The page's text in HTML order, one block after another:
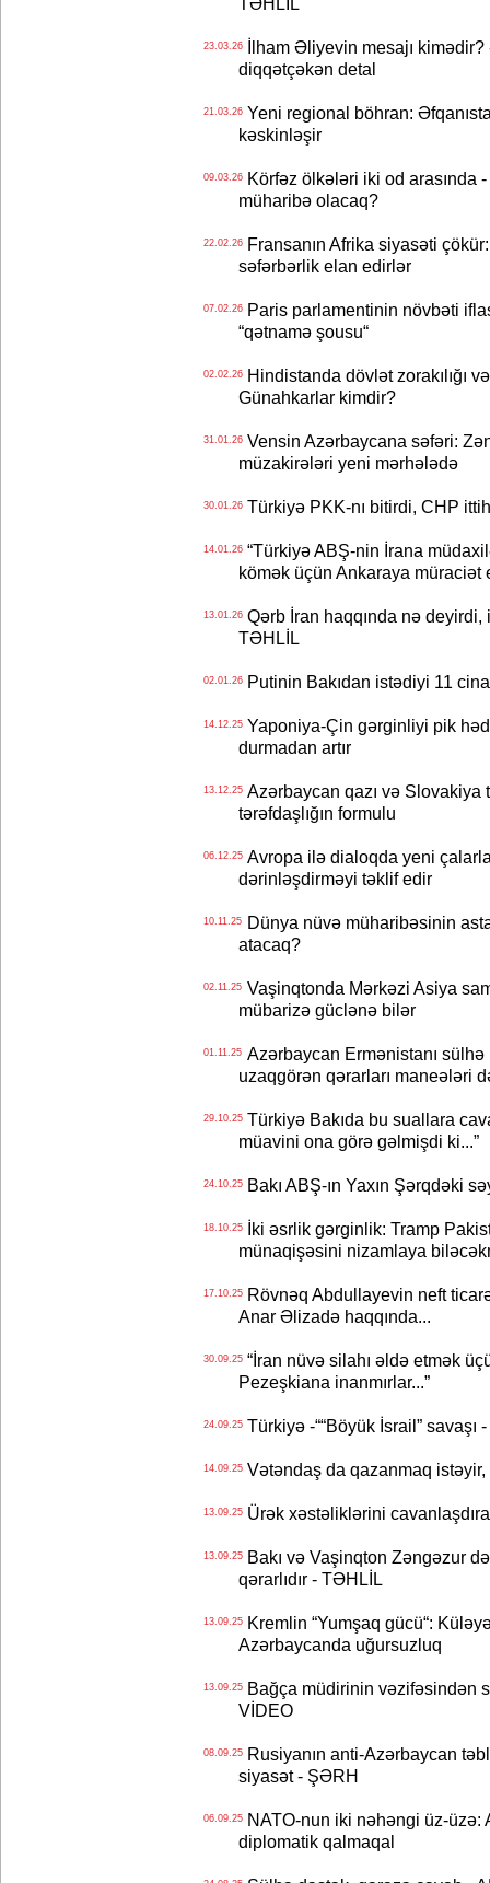
23.03.26İlham Əliyevin mesajı kimədir?
diqqətçəkən detal
21.03.26Yeni regional böhran:
kəskinləşir
09.03.26Körfəz ölkələri iki od arasında
müharibə olacaq?
22.02.26Fransanın Afrika siyasəti
səfərbərlik elan edirlər
07.02.26Paris parlamentinin növbəti
“qətnamə şousu“
02.02.26Hindistanda dövlət zorakılığı
Günahkarlar kimdir?
31.01.26Vensin Azərbaycana səfəri:
müzakirələri yeni mərhələdə
30.01.26Türkiyə PKK-nı bitirdi, CHP
14.01.26“Türkiyə ABŞ-nin İrana
kömək üçün Ankaraya müraciət
13.01.26Qərb İran haqqında nə deyirdi,
TƏHLİL
02.01.26Putinin Bakıdan istədiyi 11
14.12.25Yaponiya-Çin gərginliyi pik
durmadan artır
13.12.25Azərbaycan qazı və Slovakiya
tərəfdaşlığın formulu
06.12.25Avropa ilə dialoqda yeni
dərinləşdirməyi təklif edir
10.11.25Dünya nüvə müharibəsinin
atacaq?
02.11.25Vaşinqtonda Mərkəzi Asiya
mübarizə güclənə bilər
01.11.25Azərbaycan Ermənistanı sülhə
uzaqgörən qərarları maneələri
29.10.25Türkiyə Bakıda bu suallara
müavini ona görə gəlmişdi ki...”
24.10.25Bakı ABŞ-ın Yaxın Şərqdəki
18.10.25İki əsrlik gərginlik: Tramp
münaqişəsini nizamlaya
17.10.25Rövnəq Abdullayevin neft
Anar Əlizadə haqqında...
30.09.25“İran nüvə silahı əldə etmək
Pezeşkiana inanmırlar...”
24.09.25Türkiyə -““Böyük İsrail” savaşı
14.09.25Vətəndaş da qazanmaq istəyir,
13.09.25Ürək xəstəliklərini
13.09.25Bakı və Vaşinqton Zəngəzur
qərarlıdır - TƏHLİL
13.09.25Kremlin “Yumşaq gücü“:
Azərbaycanda uğursuzluq
13.09.25Bağça müdirinin vəzifəsindən
VİDEO
08.09.25Rusiyanın anti-Azərbaycan
siyasət - ŞƏRH
06.09.25NATO-nun iki nəhəngi üz-üzə:
diplomatik qalmaqal